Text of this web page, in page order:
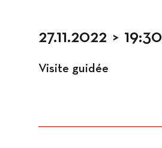
27.11.2022 > 19:30
Visite guidée